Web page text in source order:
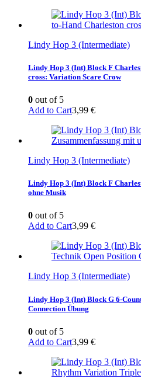
Lindy Hop 3 (Intermediate)
Lindy Hop 3 (Int) Block F
cross: Variation Scare Crow
0 out of 5
Add to Cart3,99 €
Lindy Hop 3 (Intermediate)
Lindy Hop 3 (Int) Block F
ohne Musik
0 out of 5
Add to Cart3,99 €
Lindy Hop 3 (Intermediate)
Lindy Hop 3 (Int) Block G 6-
Connection Übung
0 out of 5
Add to Cart3,99 €